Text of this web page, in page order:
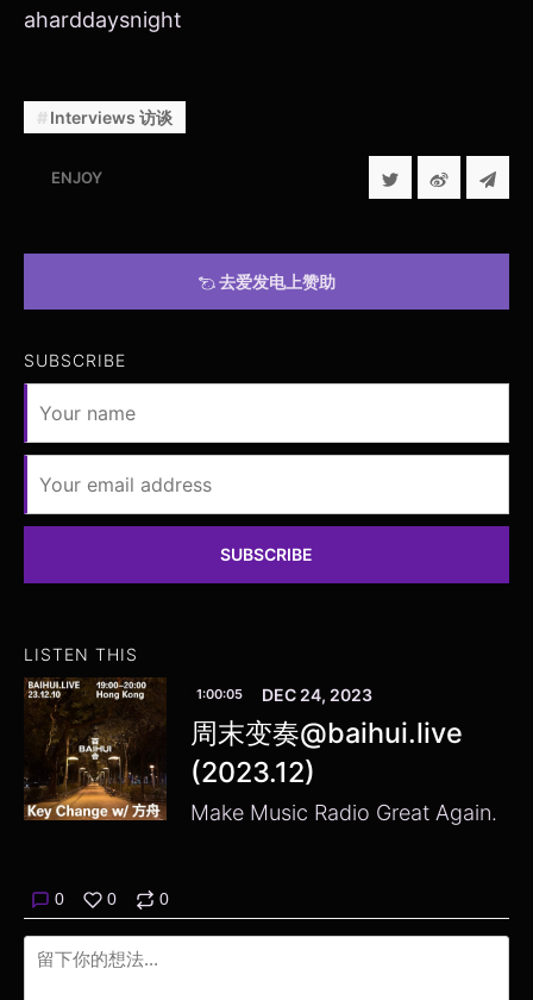
aharddaysnight
Interviews 访谈
ENJOY
去爱发电上赞助
SUBSCRIBE
SUBSCRIBE
LISTEN THIS
1:00:05 DEC 24, 2023
周末变奏@baihui.live
(2023.12)
Make Music Radio Great Again.